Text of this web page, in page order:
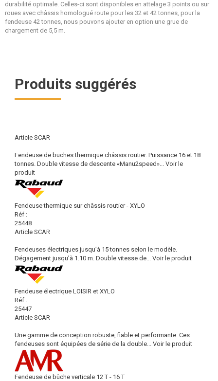
durabilité optimale. Celles-ci sont disponibles en attelage 3 points ou sur
roues avec châssis homologué route pour les 32 et 42 tonnes, pour la
fendeuse 42 tonnes, nous pouvons ajouter en option une grue de
chargement de 5,5 m.
Produits suggérés
Article SCAR
Fendeuse de buches thermique châssis routier. Puissance 16 et 18
tonnes. Double vitesse de descente «Manu2speed»... Voir le
produit
Fendeuse thermique sur châssis routier - XYLO
Réf :
25448
Article SCAR
Fendeuses électriques jusqu’à 15 tonnes selon le modèle.
Dégagement jusqu’à 1.10 m. Double vitesse de... Voir le produit
Fendeuse électrique LOISIR et XYLO
Réf :
25447
Article SCAR
Une gamme de conception robuste, fiable et performante. Ces
fendeuses sont équipées de série de la double... Voir le produit
Fendeuse de bûche verticale 12 T - 16 T